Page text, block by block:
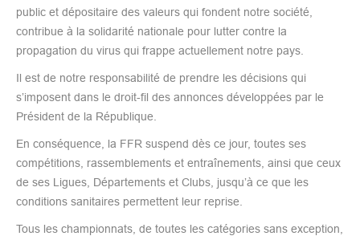
public et dépositaire des valeurs qui fondent notre société,
contribue à la solidarité nationale pour lutter contre la
propagation du virus qui frappe actuellement notre pays.
Il est de notre responsabilité de prendre les décisions qui
s’imposent dans le droit-fil des annonces développées par le
Président de la République.
En conséquence, la FFR suspend dès ce jour, toutes ses
compétitions, rassemblements et entraînements, ainsi que ceux
de ses Ligues, Départements et Clubs, jusqu’à ce que les
conditions sanitaires permettent leur reprise.
Tous les championnats, de toutes les catégories sans exception,